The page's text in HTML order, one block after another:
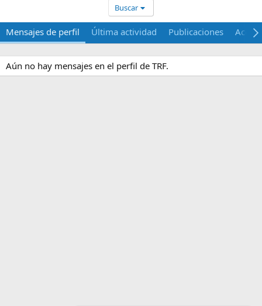
Buscar
Mensajes de perfil Última actividad Publicaciones Acerca
Aún no hay mensajes en el perfil de TRF.